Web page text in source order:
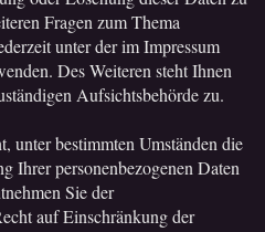
Fragen zum Thema
unter der im Impressum
Des Weiteren steht Ihnen
Aufsichtsbehörde zu.
unter bestimmten Umständen die
Ihrer personenbezogenen Daten
Sie der
auf Einschränkung der